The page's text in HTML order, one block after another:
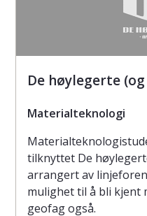
De høylegerte
Materialteknologi
tilknyttet De
arrangert av
mulighet til å bli kjent
geofag også.